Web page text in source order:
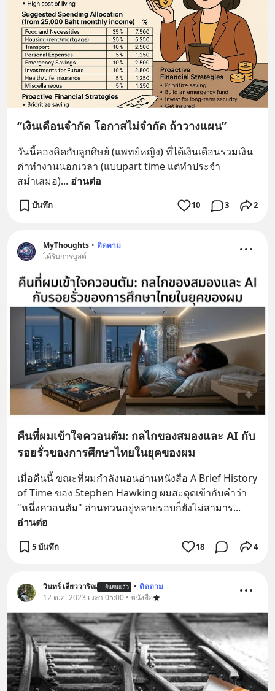
“เงินเดือนจำกัด โอกาสไม่จำกัด ถ้าวางแผน”
วันนี้ลองคิดกับลูกศิษย์ (แพทย์หญิง) ที่ได้เงินเดือนรวมเงิน
ค่าทำงานนอกเวลา (แบบpart time แต่ทำประจำ
สม่ำเสมอ)... อ่านต่อ
บันทึก 10 3 2
MyThoughts • ติดตาม
ได้รับการบูสต์
คืนที่ผมเข้าใจควอนตัม: กลไกของสมองและ AI กับ
รอยรั่วของการศึกษาไทยในยุคของผม
เมื่อคืนนี้ ขณะที่ผมกำลังนอนอ่านหนังสือ A Brief History
of Time ของ Stephen Hawking ผมสะดุดเข้ากับคำว่า
"หนึ่งควอนตัม" อ่านทวนอยู่หลายรอบก็ยังไม่สามาร
อ่านต่อ
5 บันทึก 18 4
วินทร์ เลียววาริณ ยืนยันแล้ว • ติดตาม
12 ต.ค. 2023 เวลา 05:00 • หนังสือ